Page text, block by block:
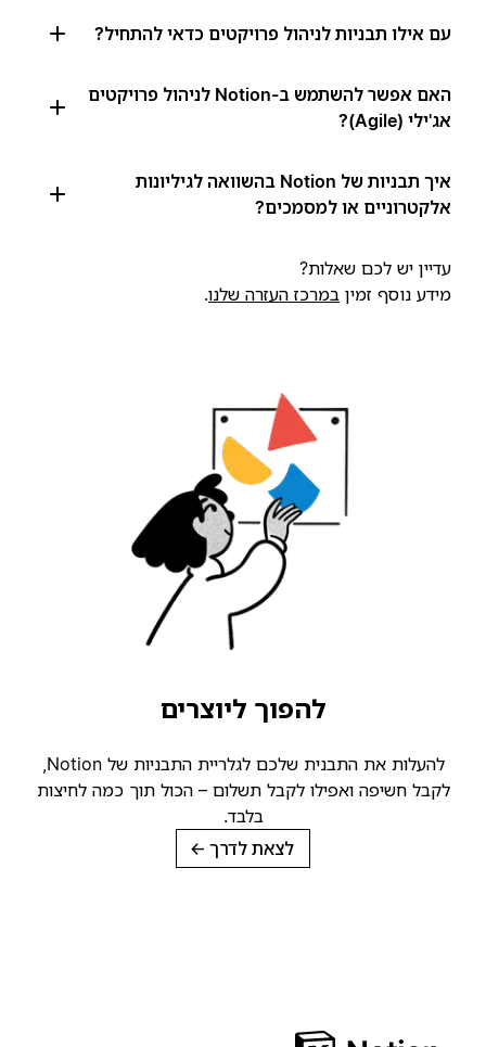
עם אילו תבניות לניהול פרויקטים כדאי להתחיל?
האם אפשר להשתמש ב-Notion לניהול פרויקטים
אג'ילי (Agile)?
איך תבניות של Notion בהשוואה לגיליונות
אלקטרוניים או למסמכים?
עדיין יש לכם שאלות?
מידע נוסף זמין במרכז העזרה שלנו.
להפוך ליוצרים
להעלות את התבנית שלכם לגלריית התבניות של Notion,
לקבל חשיפה ואפילו לקבל תשלום – הכול תוך כמה לחיצות
בלבד.
לצאת לדרך →